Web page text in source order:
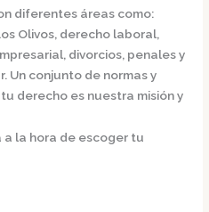
diferentes áreas como:
Olivos, derecho laboral,
divorcios, penales y
Un conjunto de normas y
derecho es nuestra misión y
la hora de escoger tu